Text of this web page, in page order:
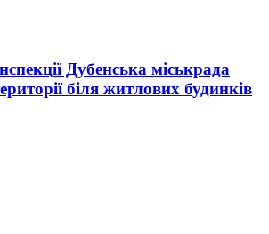
Дубенська міськрада
біля житлових будинків